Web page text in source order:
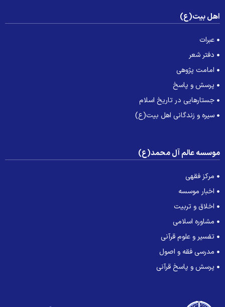
بیت(ع)
عبرات
دفتر شعر
امامت پژوهی
پرسش و پاسخ
جستارهایی در تاریخ اسلام
سیره و زندگانی اهل بیت(ع)
عالم آل محمد(ع)
مرکز فقهی
اخبار موسسه
اخلاق و تربیت
مشاوره اسلامی
تفسیر و علوم قرآنی
مدرسی فقه و اصول
پرسش و پاسخ قرآنی